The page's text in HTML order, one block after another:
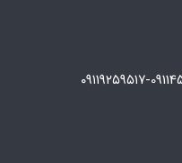
09114598019